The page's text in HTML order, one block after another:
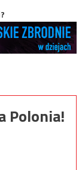
Polonia!